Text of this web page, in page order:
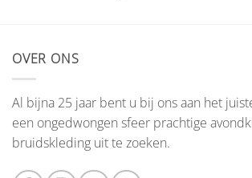
OVER ONS
Al bijna 25 jaar bent u bij ons aan het
een ongedwongen sfeer prachtige
bruidskleding uit te zoeken.